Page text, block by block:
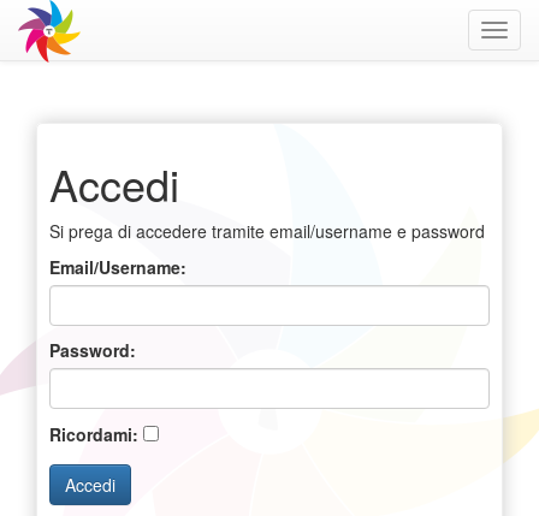
Accedi
Si prega di accedere tramite email/username e password
Email/Username:
Password:
Ricordami: